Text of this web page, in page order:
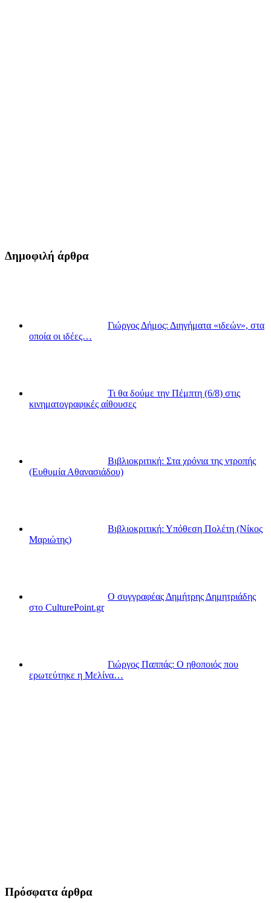
Δημοφιλή άρθρα
Γιώργος Δήμος: Διηγήματα «ιδεών», στα
οποία οι ιδέες…
Τι θα δούμε την Πέμπτη (6/8) στις
κινηματογραφικές αίθουσες
Βιβλιοκριτική: Στα χρόνια της ντροπής
(Ευθυμία Αθανασιάδου)
Βιβλιοκριτική: Υπόθεση Πολέτη (Νίκος
Μαριώτης)
Ο συγγραφέας Δημήτρης Δημητριάδης
στο CulturePoint.gr
Γιώργος Παππάς: Ο ηθοποιός που
ερωτεύτηκε η Μελίνα…
Πρόσφατα άρθρα